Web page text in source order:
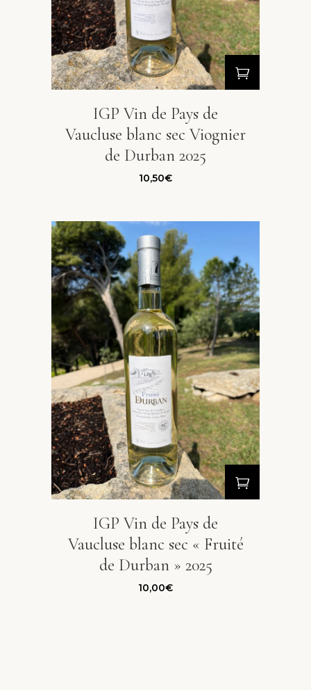
IGP Vin de Pays de
Vaucluse blanc sec Viognier
de Durban 2025
10,50€
IGP Vin de Pays de
Vaucluse blanc sec « Fruité
de Durban » 2025
10,00€